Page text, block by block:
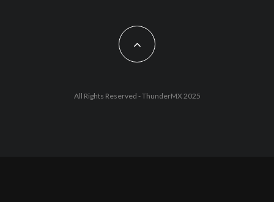
All Rights Reserved - ThunderMX 2025